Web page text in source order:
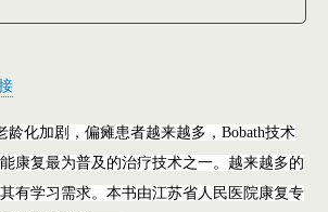
龄化加剧，偏瘫患者越来越多，Bobath技术
康复最为普及的治疗技术之一。越来越多的
有学习需求。本书由江苏省人民医院康复专